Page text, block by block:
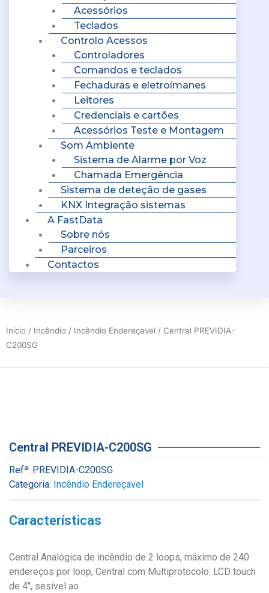
Acessórios
Teclados
Controlo Acessos
Controladores
Comandos e teclados
Fechaduras e eletroímanes
Leitores
Credenciais e cartões
Acessórios Teste e Montagem
Som Ambiente
Sistema de Alarme por Voz
Chamada Emergência
Sistema de deteção de gases
KNX Integração sistemas
A FastData
Sobre nós
Parceiros
Contactos
Início / Incêndio / Incêndio Endereçavel / Central PREVIDIA-
C200SG
Central PREVIDIA-C200SG
Refª: PREVIDIA-C200SG
Categoria: Incêndio Endereçavel
Características
Central Analógica de incêndio de 2 loops, máximo de 240
endereços por loop, Central com Multiprotocolo. LCD touch
de 4″, sesível ao